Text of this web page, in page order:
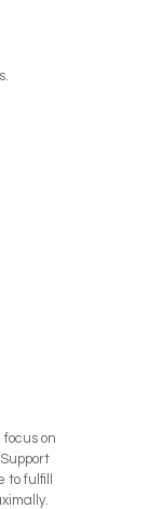
on
fulfill